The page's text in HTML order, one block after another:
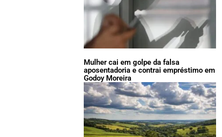
Mulher cai em golpe da falsa
aposentadoria e contrai empréstimo em
Godoy Moreira